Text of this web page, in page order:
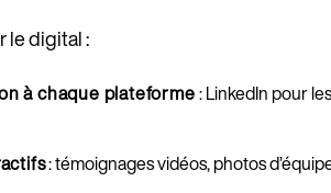
le digital :
à chaque plateforme: LinkedIn pour
: témoignages vidéos, photos